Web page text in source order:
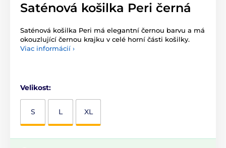
Saténová košilka Peri černá
Saténová košilka Peri má elegantní černou barvu a má
okouzlující černou krajku v celé horní části košilky.
Viac informácií ›
Velikost:
S L XL